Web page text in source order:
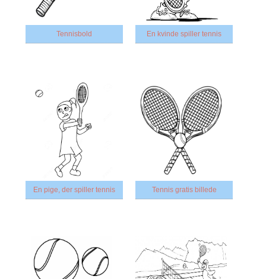
Tennisbold En kvinde spiller tennis
En pige, der spiller tennis Tennis gratis billede